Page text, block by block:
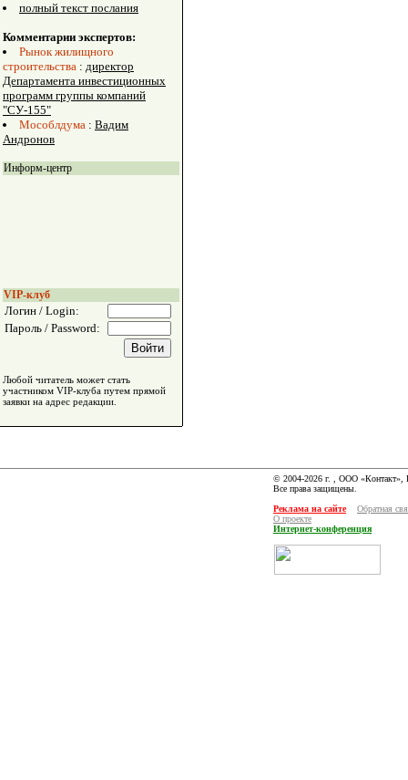
полный текст послания
Комментарии экспертов:
Рынок жилищного
строительства : директор
Департамента инвестиционных
программ группы компаний
"СУ-155"
Мособлдума : Вадим
Андронов
Информ-центр
VIP-клуб
Логин / Login:
Пароль / Password:
Любой читатель может стать
участником VIP-клуба путем прямой
заявки на адрес редакции.
© 2004-2026 г. , ООО «Контакт»,
Все права защищены.
Реклама на сайте
Обратная
О проекте
Интернет-конференция